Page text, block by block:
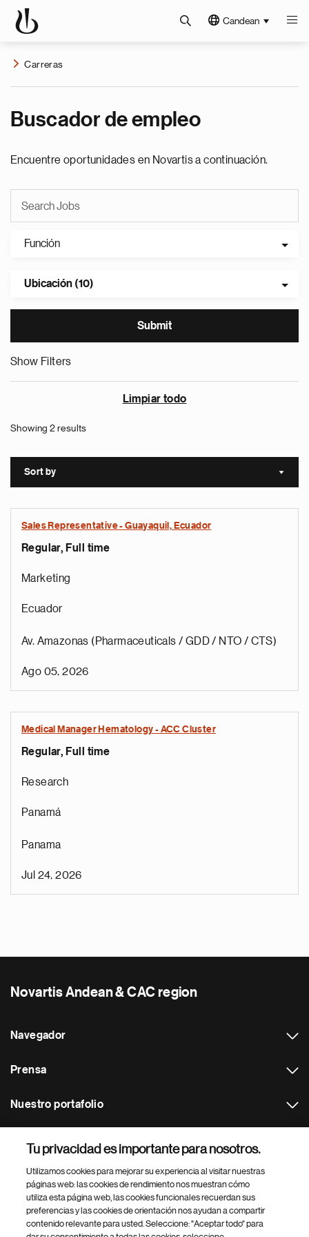
Candean
Carreras
Buscador de empleo
Encuentre oportunidades en Novartis a continuación.
Función
Ubicación (10)
Show Filters
Limpiar todo
Showing 2 results
Sort by Sort
Sales Representative - Guayaquil, Ecuador
Regular, Full time
Marketing
Ecuador
Av. Amazonas (Pharmaceuticals / GDD / NTO / CTS)
Ago 05, 2026
Medical Manager Hematology - ACC Cluster
Regular, Full time
Research
Panamá
Panama
Jul 24, 2026
Novartis Andean & CAC region
Navegador
Prensa
Nuestro portafolio
Footer Site Search
Tu privacidad es importante para nosotros.
Utilizamos cookies para mejorar su experiencia al visitar nuestras
páginas web: las cookies de rendimiento nos muestran cómo
utiliza esta página web, las cookies funcionales recuerdan sus
preferencias y las cookies de orientación nos ayudan a compartir
contenido relevante para usted. Seleccione: "Aceptar todo" para